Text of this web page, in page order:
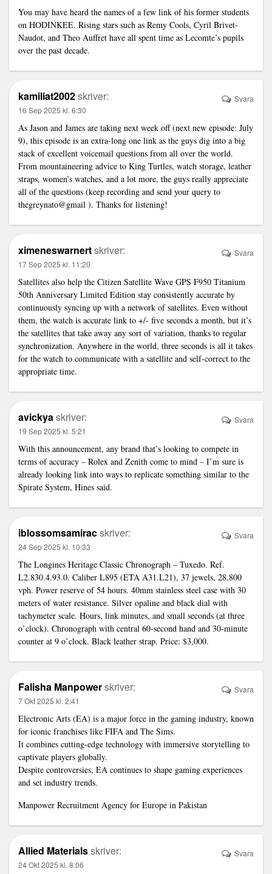
You may have heard the names of a few link of his former students
on HODINKEE. Rising stars such as Remy Cools, Cyril Brivet-
Naudot, and Theo Auffret have all spent time as Lecomte’s pupils
over the past decade.
kamiliat2002skriver:
16 Sep 2025 kl. 6:30
As Jason and James are taking next week off (next new episode: July
9), this episode is an extra-long one link as the guys dig into a big
stack of excellent voicemail questions from all over the world.
From mountaineering advice to King Turtles, watch storage, leather
straps, women’s watches, and a lot more, the guys really appreciate
all of the questions (keep recording and send your query to
thegreynato@gmail ). Thanks for listening!
Svara
ximeneswarnertskriver:
17 Sep 2025 kl. 11:20
Satellites also help the Citizen Satellite Wave GPS F950 Titanium
50th Anniversary Limited Edition stay consistently accurate by
continuously syncing up with a network of satellites. Even without
them, the watch is accurate link to +/- five seconds a month, but it’s
the satellites that take away any sort of variation, thanks to regular
synchronization. Anywhere in the world, three seconds is all it takes
for the watch to communicate with a satellite and self-correct to the
appropriate time.
Svara
avickyaskriver:
19 Sep 2025 kl. 5:21
With this announcement, any brand that’s looking to compete in
terms of accuracy – Rolex and Zenith come to mind – I’m sure is
already looking link into ways to replicate something similar to the
Spirate System, Hines said.
Svara
iblossomsamiracskriver:
24 Sep 2025 kl. 10:33
The Longines Heritage Classic Chronograph – Tuxedo. Ref.
L2.830.4.93.0. Caliber L895 (ETA A31.L21), 37 jewels, 28,800
vph. Power reserve of 54 hours. 40mm stainless steel case with 30
meters of water resistance. Silver opaline and black dial with
tachymeter scale. Hours, link minutes, and small seconds (at three
o’clock). Chronograph with central 60-second hand and 30-minute
counter at 9 o’clock. Black leather strap. Price: $3,000.
Svara
Falisha Manpowerskriver:
7 Okt 2025 kl. 2:41
Electronic Arts (EA) is a major force in the gaming industry, known
for iconic franchises like FIFA and The Sims.
It combines cutting-edge technology with immersive storytelling to
captivate players globally.
Despite controversies, EA continues to shape gaming experiences
and set industry trends.
Manpower Recruitment Agency for Europe in Pakistan
Svara
Allied Materialsskriver:
24 Okt 2025 kl. 8:06
Svara